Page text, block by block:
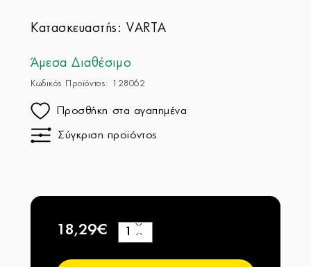
Κατασκευαστής:VARTA
Άμεσα Διαθέσιμο
Κωδικός Προϊόντος: 128062
Προσθήκη στα αγαπημένα
Σύγκριση προϊόντος
18,29€
−
+